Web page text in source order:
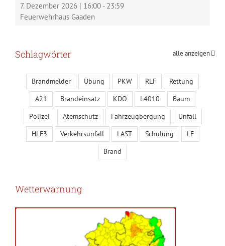
7. Dezember 2026 | 16:00 - 23:59
Feuerwehrhaus Gaaden
alle anzeigen
Schlagwörter
Brandmelder Übung PKW RLF
Rettung
A21
Brandeinsatz KDO L4010
Baum
Polizei
Atemschutz Fahrzeugbergung
Unfall
HLF3
Verkehrsunfall LAST Schulung
LF
Brand
Wetterwarnung